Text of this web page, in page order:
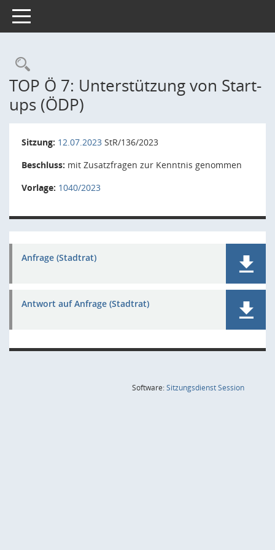
Toggle navigation
Rechercheauswahl
TOP Ö 7: Unterstützung von Start-
ups (ÖDP)
Sitzung: 12.07.2023 StR/136/2023
Beschluss: mit Zusatzfragen zur Kenntnis genommen
Vorlage: 1040/2023
Anfrage (Stadtrat)
Antwort auf Anfrage (Stadtrat)
Software:SitzungsdienstSession(Wird in